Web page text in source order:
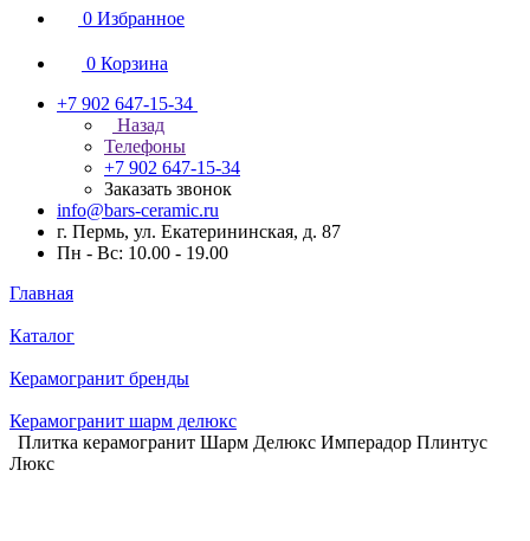
0 Избранное
0 Корзина
+7 902 647-15-34
Назад
Телефоны
+7 902 647-15-34
Заказать звонок
info@bars-ceramic.ru
г. Пермь, ул. Екатерининская, д. 87
Пн - Вс: 10.00 - 19.00
Главная
Каталог
Керамогранит бренды
Керамогранит шарм делюкс
Плитка керамогранит Шарм Делюкс Имперадор Плинтус
Люкс